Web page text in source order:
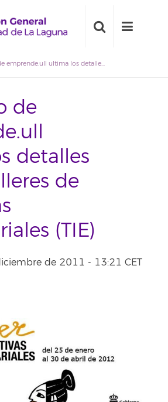
El equipo de emprende.ull ultima los detalles de los Talleres de Iniciativas Empresariales (TIE)
de
detalles
de
(TIE)
de 2011 - 13:21 CET